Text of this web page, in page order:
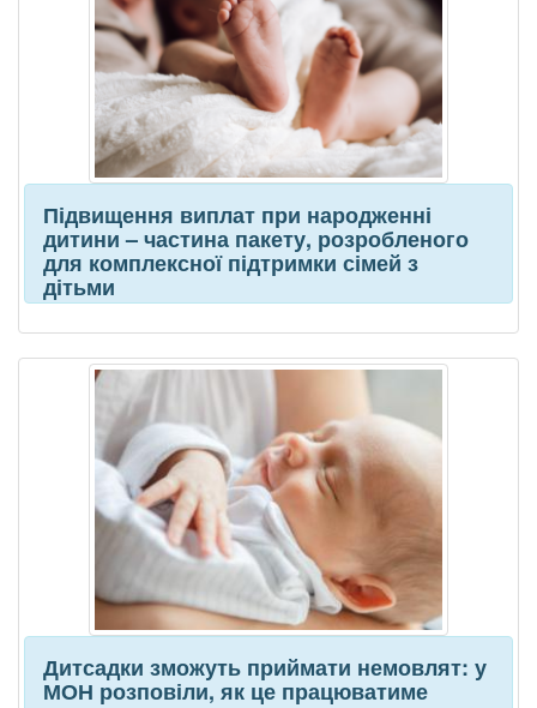
Підвищення виплат при народженні
дитини – частина пакету, розробленого
для комплексної підтримки сімей з
дітьми
Дитсадки зможуть приймати немовлят: у
МОН розповіли, як це працюватиме